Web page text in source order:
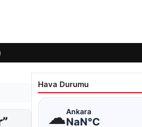
Hava Durumu
☁Ankara
NaN°C